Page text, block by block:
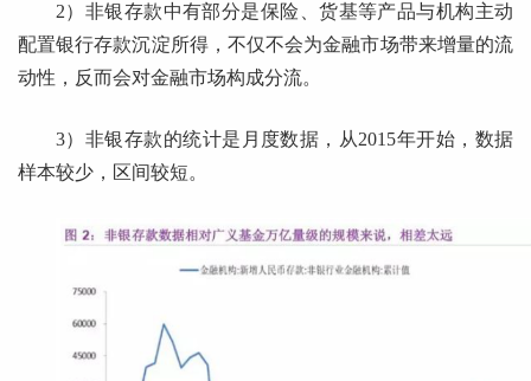
2）非银存款中有部分是保险、货基等产品与机构主动
配置银行存款沉淀所得，不仅不会为金融市场带来增量的流
动性，反而会对金融市场构成分流。
3）非银存款的统计是月度数据，从2015年开始，数据
样本较少，区间较短。